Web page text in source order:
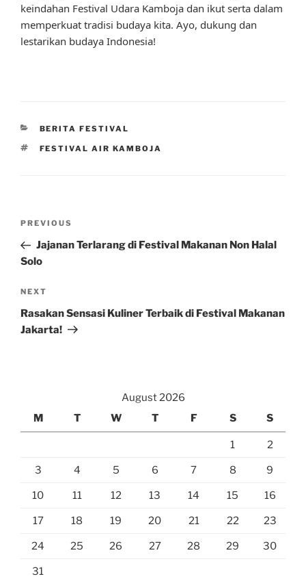
keindahan Festival Udara Kamboja dan ikut serta dalam
memperkuat tradisi budaya kita. Ayo, dukung dan
lestarikan budaya Indonesia!
CATEGORIES
BERITA FESTIVAL
TAGS
FESTIVAL AIR KAMBOJA
Previous
Post
PREVIOUS
Jajanan Terlarang di Festival Makanan Non Halal
Solo
Next
Post
NEXT
Rasakan Sensasi Kuliner Terbaik di Festival Makanan
Jakarta!
August 2026
M
T W T F S S
1 2
3 4 5 6 7 8 9
10 11 12 13 14 15 16
17 18 19 20 21 22 23
24 25 26 27 28 29 30
31